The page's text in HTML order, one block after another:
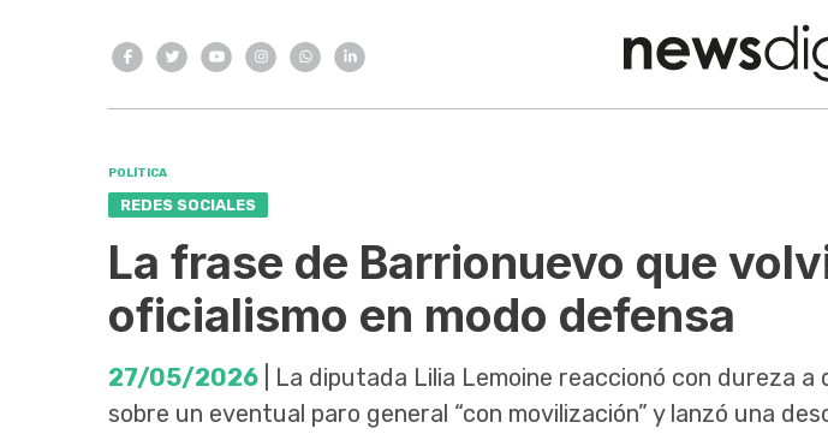
POLÍTICA
REDES SOCIALES
La frase de Barrionuevo que
oficialismo en modo defensa
27/05/2026 | La diputada Lilia Lemoine reaccionó con dureza
sobre un eventual paro general “con movilización” y lanzó una